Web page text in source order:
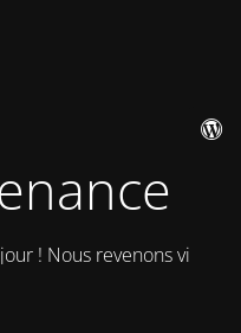
! Nous revenons vite !